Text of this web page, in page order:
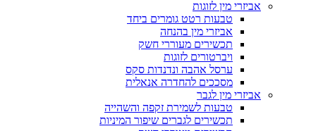
אביזרי מין לזוגות
טבעות רטט גומרים ביחד
אביזרי מין בהנחה
תכשירים מעוררי חשק
ויברטורים לזוגות
ערסל אהבה ונדנדות סקס
מסככים להחדרה אנאלית
אביזרי מין לגבר
טבעות לשמירת זקפה והשהייה
תכשירים לגברים שיפור המיניות